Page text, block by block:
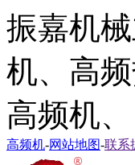
振嘉机
机、高
高频机、
高频机-网站地图-联系